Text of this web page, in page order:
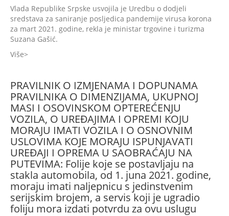
Vlada Republike Srpske usvojila je Uredbu o dodjeli
sredstava za saniranje posljedica pandemije virusa korona
za mart 2021. godine, rekla je ministar trgovine i turizma
Suzana Gašić.
Više
PRAVILNIK O IZMJENAMA I DOPUNAMA
PRAVILNIKA O DIMENZIJAMA, UKUPNOJ
MASI I OSOVINSKOM OPTEREĆENJU
VOZILA, O UREĐAJIMA I OPREMI KOJU
MORAJU IMATI VOZILA I O OSNOVNIM
USLOVIMA KOJE MORAJU ISPUNJAVATI
UREĐAJI I OPREMA U SAOBRAĆAJU NA
PUTEVIMA: Folije koje se postavljaju na
stakla automobila, od 1. juna 2021. godine,
moraju imati naljepnicu s jedinstvenim
serijskim brojem, a servis koji je ugradio
foliju mora izdati potvrdu za ovu uslugu